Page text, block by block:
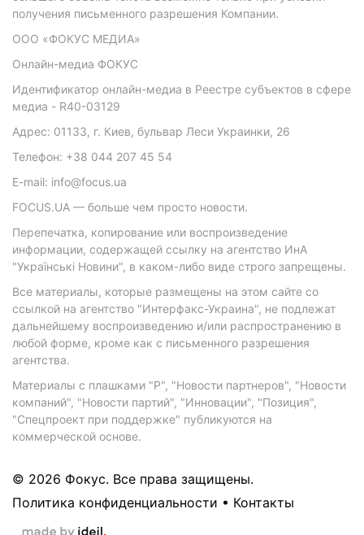
получения письменного разрешения Компании.
ООО «ФОКУС МЕДИА»
Онлайн-медиа ФОКУС
Идентификатор онлайн-медиа в Реестре субъектов в сфере
медиа - R40-03129
Адрес: 01133, г. Киев, бульвар Леси Украинки, 26
Телефон: +38 044 207 45 54
E-mail: info@focus.ua
FOCUS.UA — больше чем просто новости.
Перепечатка, копирование или воспроизведение
информации, содержащей ссылку на агентство ИнА
"Українські Новини", в каком-либо виде строго запрещены.
Все материалы, которые размещены на этом сайте со
ссылкой на агентство "Интерфакс-Украина", не подлежат
дальнейшему воспроизведению и/или распространению в
любой форме, кроме как с письменного разрешения
агентства.
Материалы с плашками "Р", "Новости партнеров", "Новости
компаний", "Новости партий", "Инновации", "Позиция",
"Спецпроект при поддержке" публикуются на
коммерческой основе.
© 2026 Фокус. Все права защищены.
Политика конфиденциальности • Контакты